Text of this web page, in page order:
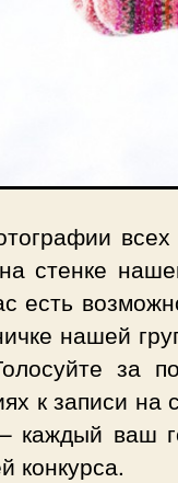
стенке
есть
нашей
за
к записи на
каждый ваш
конкурса.